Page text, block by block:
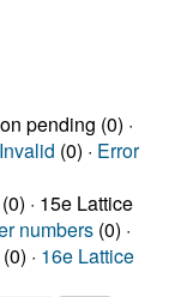
pending (0) ·
Invalid (0) · Error
(0) · 15e Lattice
numbers (0) ·
(0) · 16e Lattice